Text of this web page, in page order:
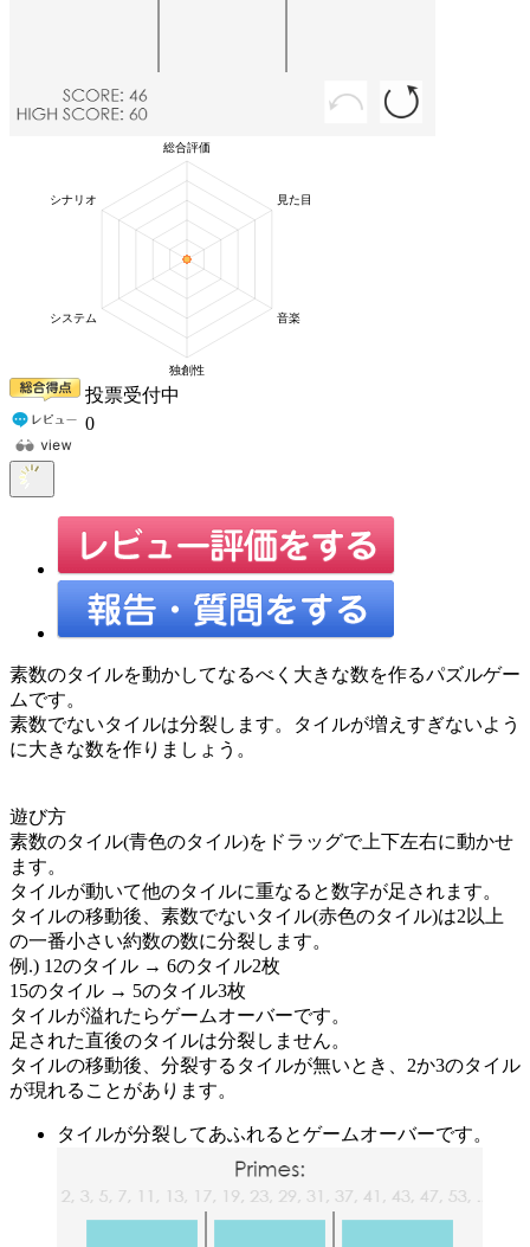
投票受付中
0
素数のタイルを動かしてなるべく大きな数を作るパズルゲー
ムです。
素数でないタイルは分裂します。タイルが増えすぎないよう
に大きな数を作りましょう。
遊び方
素数のタイル(青色のタイル)をドラッグで上下左右に動かせ
ます。
タイルが動いて他のタイルに重なると数字が足されます。
タイルの移動後、素数でないタイル(赤色のタイル)は2以上
の一番小さい約数の数に分裂します。
例.) 12のタイル → 6のタイル2枚
15のタイル → 5のタイル3枚
タイルが溢れたらゲームオーバーです。
足された直後のタイルは分裂しません。
タイルの移動後、分裂するタイルが無いとき、2か3のタイル
が現れることがあります。
タイルが分裂してあふれるとゲームオーバーです。